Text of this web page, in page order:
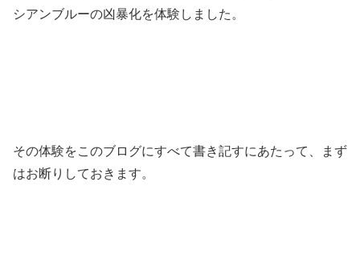
シアンブルーの凶暴化を体験しました。
その体験をこのブログにすべて書き記すにあたって、まず
はお断りしておきます。